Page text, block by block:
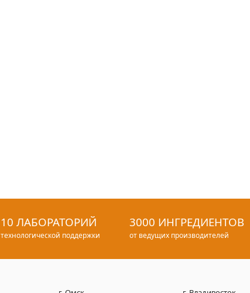
10 ЛАБОРАТОРИЙ
технологической поддержки
3000 ИНГРЕДИЕНТОВ
от ведущих производителей